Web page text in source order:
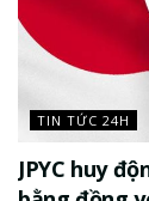
TIN TỨC 24H
JPYC huy